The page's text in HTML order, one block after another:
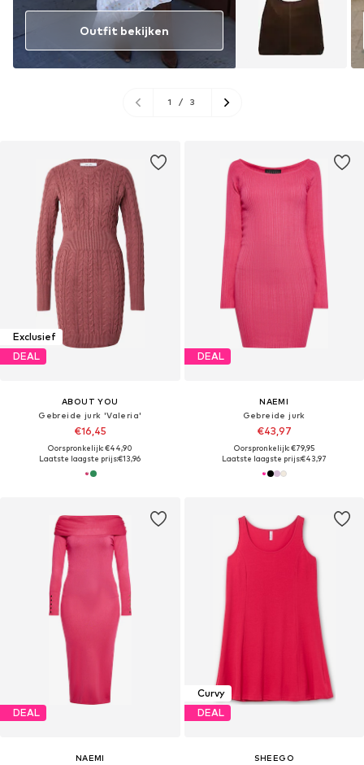
Exclusief
DEAL
ABOUT YOU
Gebreide jurk 'Valeria'
€16,45
Oorspronkelijk: €44,90
Laatste laagste prijs:€13,96
DEAL
NAEMI
Gebreide jurk
€43,97
Oorspronkelijk: €79,95
Laatste laagste prijs:€43,97
DEAL
NAEMI
Outfit bekijken
1 / 3
Curvy
DEAL
SHEEGO